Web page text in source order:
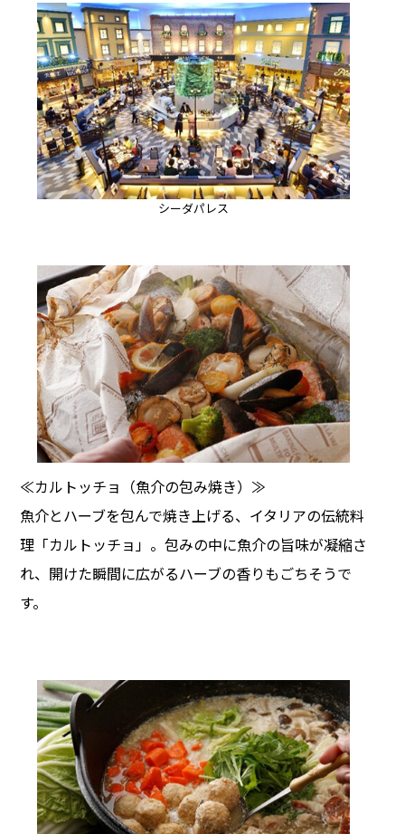
シーダパレス
≪カルトッチョ（魚介の包み焼き）≫
魚介とハーブを包んで焼き上げる、イタリアの伝統料
理「カルトッチョ」。包みの中に魚介の旨味が凝縮さ
れ、開けた瞬間に広がるハーブの香りもごちそうで
す。